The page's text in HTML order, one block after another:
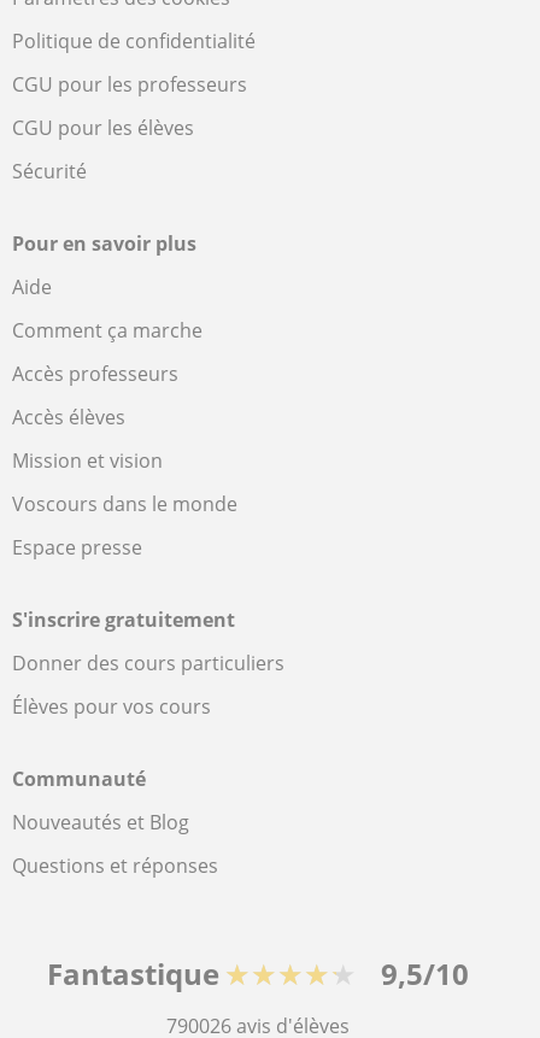
Politique de confidentialité
CGU pour les professeurs
CGU pour les élèves
Sécurité
Pour en savoir plus
Aide
Comment ça marche
Accès professeurs
Accès élèves
Mission et vision
Voscours dans le monde
Espace presse
S'inscrire gratuitement
Donner des cours particuliers
Élèves pour vos cours
Communauté
Nouveautés et Blog
Questions et réponses
Fantastique ★★★★★ 9,5/10
790026avis d'élèves